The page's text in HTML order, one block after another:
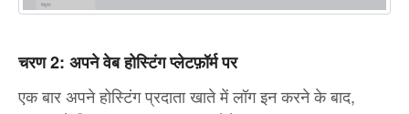
चरण 2: अपने वेब होस्टिंग प्लेटफ़ॉर्म पर
एक बार अपने होस्टिंग प्रदाता खाते में लॉग इन करने के बाद,